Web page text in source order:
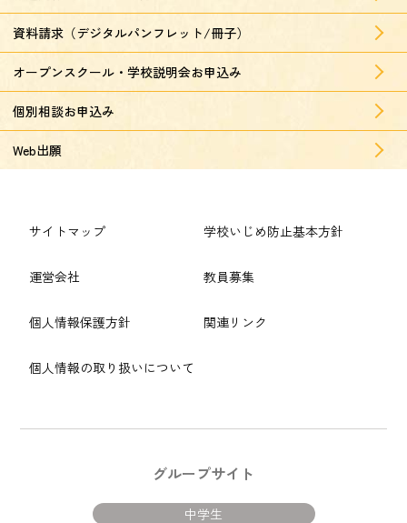
資料請求（デジタルパンフレット/冊子）
オープンスクール・学校説明会お申込み
個別相談お申込み
Web出願
サイトマップ
運営会社
個人情報保護方針
個人情報の取り扱いについて
学校いじめ防止基本方針
教員募集
関連リンク
グループサイト
中学生